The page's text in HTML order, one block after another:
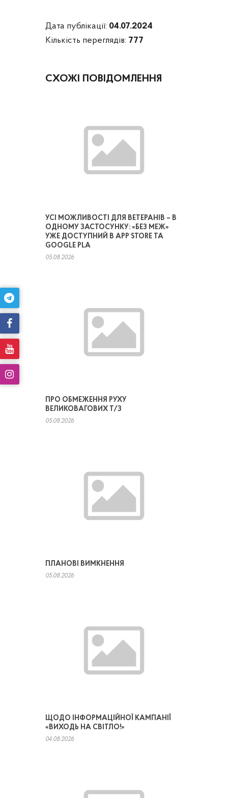
Дата публікації: 04.07.2024
Кількість переглядів: 777
СХОЖІ ПОВІДОМЛЕННЯ
УСІ МОЖЛИВОСТІ ДЛЯ ВЕТЕРАНІВ – В
ОДНОМУ ЗАСТОСУНКУ: «БЕЗ МЕЖ»
УЖЕ ДОСТУПНИЙ В APP STORE ТА
GOOGLE PLA
05.08.2026
ПРО ОБМЕЖЕННЯ РУХУ
ВЕЛИКОВАГОВИХ Т/З
05.08.2026
ПЛАНОВІ ВИМКНЕННЯ
05.08.2026
ЩОДО ІНФОРМАЦІЙНОЇ КАМПАНІЇ
«ВИХОДЬ НА СВІТЛО!»
04.08.2026